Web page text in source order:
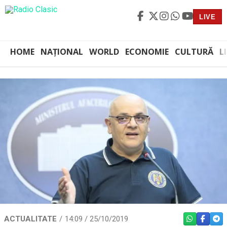
LIVE
HOME NAȚIONAL WORLD ECONOMIE CULTURĂ
ACTUALITATE 14:09 / 25/10/2019 WHATSAPP